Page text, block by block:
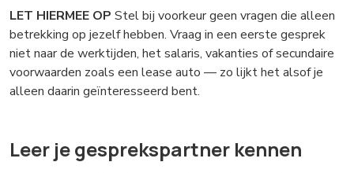
LET HIERMEE OP Stel bij voorkeur geen vragen die alleen
betrekking op jezelf hebben. Vraag in een eerste gesprek
niet naar de werktijden, het salaris, vakanties of secundaire
voorwaarden zoals een lease auto — zo lijkt het alsof je
alleen daarin geïnteresseerd bent.
Leer je gesprekspartner kennen